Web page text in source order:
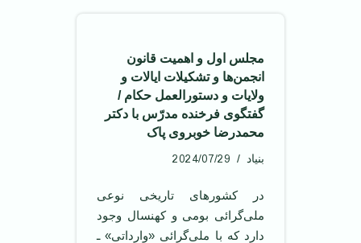
مجلس اول و اهمیت قانون
انجمن‌ها و تشکیلات ایالات و
ولایات و دستورالعمل حکام /
گفتگوی فرخنده مدرّس با دکتر
محمدرضا خوبروی پاک
بنیاد 2024/07/29
در کشورهای تاریخی نوعی
ملی‌گرائی بومی و کهنسال وجود
دارد که با ملی‌گرائی «وارداتی» ـ